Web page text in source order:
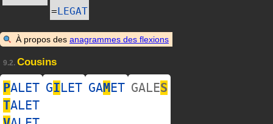
=LEGAT
À propos des anagrammes des flexions
9.2. Cousins
PALET
TALET
GILET GAMET GALES